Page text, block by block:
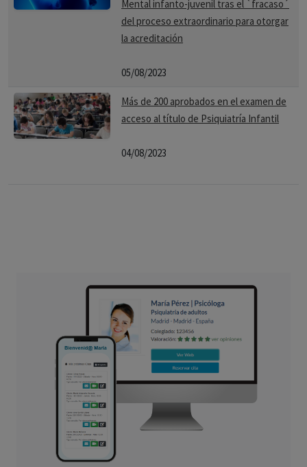
Mental infanto-juvenil tras el `fracaso´
del proceso extraordinario para otorgar
la acreditación
05/08/2023
Más de 200 aprobados en el examen de
acceso al título de Psiquiatría Infantil
04/08/2023